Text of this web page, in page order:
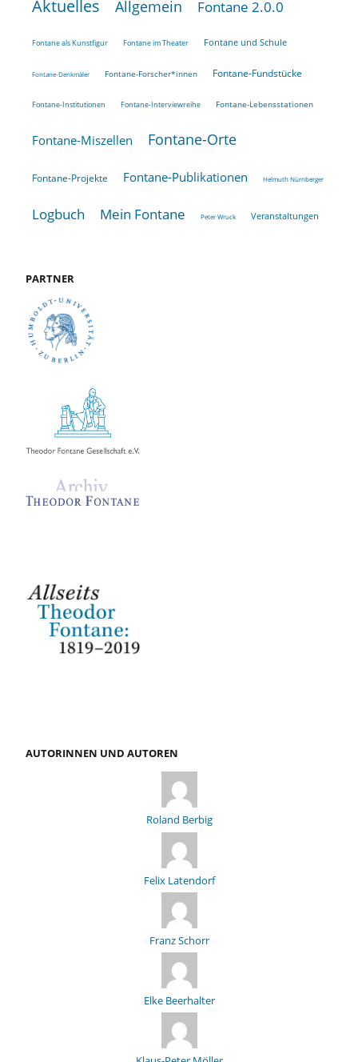
Aktuelles Allgemein Fontane 2.0.0
Fontane als Kunstfigur Fontane im Theater Fontane und Schule
Fontane-Denkmäler Fontane-Forscher*innen Fontane-Fundstücke
Fontane-Institutionen Fontane-Interviewreihe Fontane-Lebensstationen
Fontane-Miszellen Fontane-Orte
Fontane-Projekte Fontane-Publikationen Helmuth Nürnberger
Logbuch Mein Fontane Peter Wruck Veranstaltungen
PARTNER
AUTORINNEN UND AUTOREN
Roland Berbig
Felix Latendorf
Franz Schorr
Elke Beerhalter